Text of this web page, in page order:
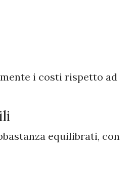
i costi rispetto ad
equilibrati, con